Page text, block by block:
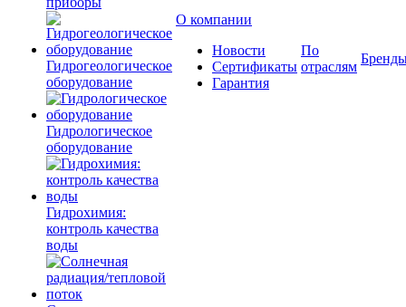
Гидрогеологическое
оборудование
Гидрологическое
оборудование
Гидрохимия:
контроль качества
воды
О компании
Новости
Сертификаты
Гарантия
По
отраслям